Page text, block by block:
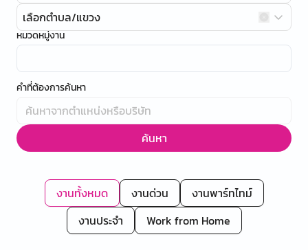
เลือกตำบล/แขวง
หมวดหมู่งาน
คำที่ต้องการค้นหา
ค้นหา
งานทั้งหมด งานด่วน
งานพาร์ทไทม์
งานประจำ
Work from Home